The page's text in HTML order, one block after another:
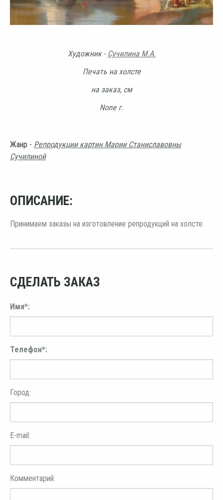
Художник - Сучилина М.А.
Печать на холсте
на заказ, см
None г.
Жанр - Репродукции картин Марии Станиславовны
Сучилиной
ОПИСАНИЕ:
Принимаем заказы на изготовление репродукций на холсте.
СДЕЛАТЬ ЗАКАЗ
Имя*:
Телефон*:
Город:
E-mail:
Комментарий: